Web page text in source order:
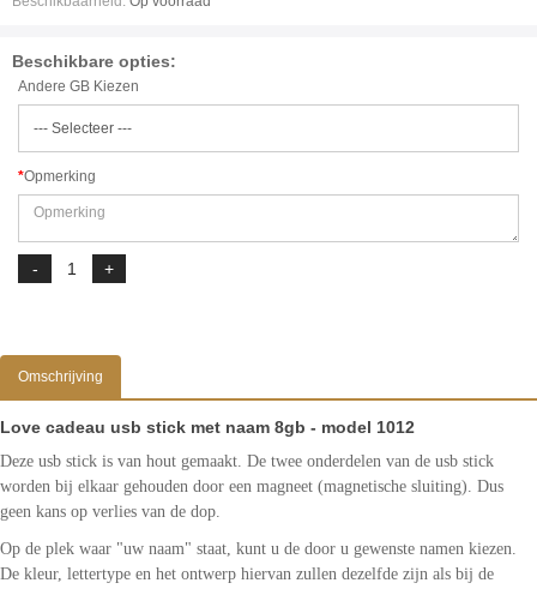
Beschikbare opties:
Andere GB Kiezen
Opmerking
Omschrijving
Love cadeau usb stick met naam 8gb - model 1012
Deze usb stick is van hout gemaakt. De twee onderdelen van de usb stick
worden bij elkaar gehouden door een magneet (magnetische sluiting). Dus
geen kans op verlies van de dop.
Op de plek waar "uw naam" staat, kunt u de door u gewenste namen kiezen.
De kleur, lettertype en het ontwerp hiervan zullen dezelfde zijn als bij de